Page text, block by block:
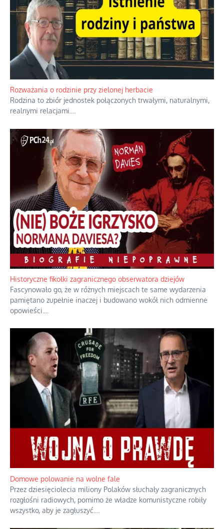
Rozważania o rodzinie przy zielonej herbacie
Rodzina to zbiór jednostek połączonych trwałymi, naturalnymi,
realnymi relacjami.
Historyczne fikołki zagranicznego obserwatora dziejów
Fascynowało go, że w różnych miejscach te same wydarzenia
pamiętano zupełnie inaczej i budowano wokół nich odmienne
opowieści.
Domowe polowanie na wolne fale
Przez dziesięciolecia miliony Polaków słuchały zagranicznych
rozgłośni radiowych, pomimo że władze komunistyczne robiły
wszystko, aby je zagłuszyć.